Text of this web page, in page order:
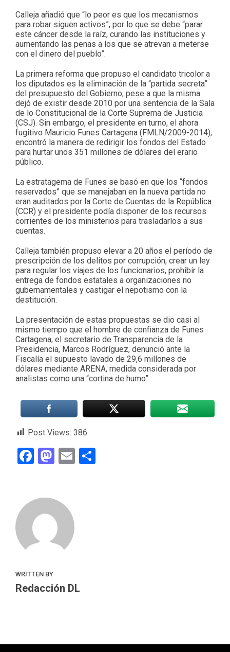
Calleja añadió que “lo peor es que los mecanismos
para robar siguen activos”, por lo que se debe “parar
este cáncer desde la raíz, curando las instituciones y
aumentando las penas a los que se atrevan a meterse
con el dinero del pueblo”.
La primera reforma que propuso el candidato tricolor a
los diputados es la eliminación de la “partida secreta”
del presupuesto del Gobierno, pese a que la misma
dejó de existir desde 2010 por una sentencia de la Sala
de lo Constitucional de la Corte Suprema de Justicia
(CSJ). Sin embargo, el presidente en turno, el ahora
fugitivo Mauricio Funes Cartagena (FMLN/2009-2014),
encontró la manera de redirigir los fondos del Estado
para hurtar unos 351 millones de dólares del erario
público.
La estratagema de Funes se basó en que los “fondos
reservados” que se manejaban en la nueva partida no
eran auditados por la Corte de Cuentas de la República
(CCR) y el presidente podía disponer de los recursos
corrientes de los ministerios para trasladarlos a sus
cuentas.
Calleja también propuso elevar a 20 años el período de
prescripción de los delitos por corrupción, crear un ley
para regular los viajes de los funcionarios, prohibir la
entrega de fondos estatales a organizaciones no
gubernamentales y castigar el nepotismo con la
destitución.
La presentación de estas propuestas se dio casi al
mismo tiempo que el hombre de confianza de Funes
Cartagena, el secretario de Transparencia de la
Presidencia, Marcos Rodríguez, denunció ante la
Fiscalía el supuesto lavado de 29,6 millones de
dólares mediante ARENA, medida considerada por
analistas como una “cortina de humo”.
Post Views: 386
Facebook
Mastodon
Email
WRITTEN BY
Redacción DL